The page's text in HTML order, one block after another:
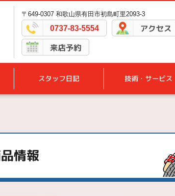
〒649-0307 和歌山県有田市初島町里2093-3
0737-83-5554 アクセス
来店予約
スタッフ日記 技術・サービス
情報